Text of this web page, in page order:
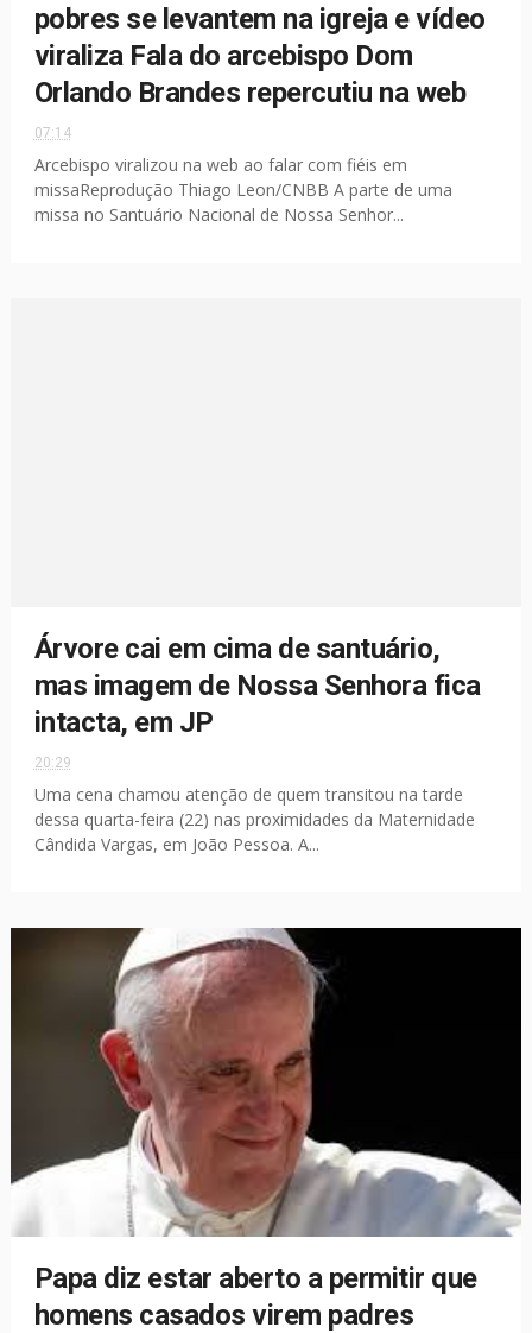
pobres se levantem na igreja e vídeo
viraliza Fala do arcebispo Dom
Orlando Brandes repercutiu na web
07:14
Arcebispo viralizou na web ao falar com fiéis em
missaReprodução Thiago Leon/CNBB A parte de uma
missa no Santuário Nacional de Nossa Senhor...
Árvore cai em cima de santuário,
mas imagem de Nossa Senhora fica
intacta, em JP
20:29
Uma cena chamou atenção de quem transitou na tarde
dessa quarta-feira (22) nas proximidades da Maternidade
Cândida Vargas, em João Pessoa. A...
Papa diz estar aberto a permitir que
homens casados virem padres